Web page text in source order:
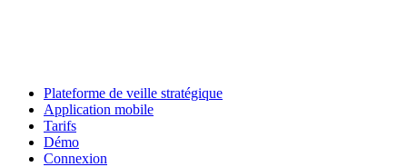
Plateforme de veille stratégique
Application mobile
Tarifs
Démo
Connexion